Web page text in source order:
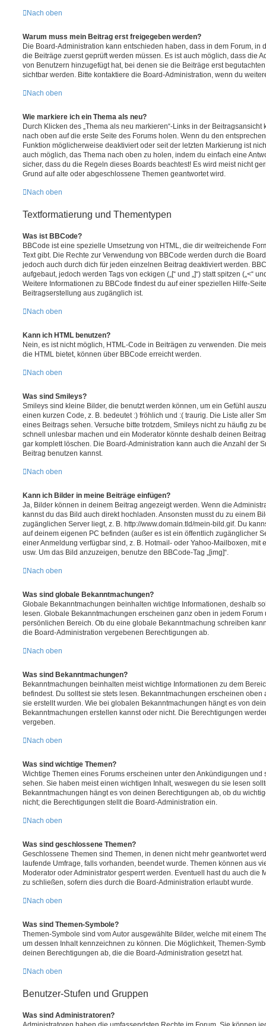
Nach oben
Warum muss mein Beitrag erst freigegeben werden?
Die Board-Administration kann entschieden haben, dass in dem Forum, in
die Beiträge zuerst geprüft werden müssen. Es ist auch möglich, dass die
von Benutzern hinzugefügt hat, bei denen sie die Beiträge erst
sichtbar werden. Bitte kontaktiere die Board-Administration, wenn du
Nach oben
Wie markiere ich ein Thema als neu?
Durch Klicken des „Thema als neu markieren“-Links in der
nach oben auf die erste Seite des Forums holen. Wenn du den
Funktion möglicherweise deaktiviert oder seit der letzten Markierung ist
auch möglich, das Thema nach oben zu holen, indem du einfach eine
sicher, dass du die Regeln dieses Boards beachtest! Es wird meist nicht
Grund auf alte oder abgeschlossene Themen geantwortet wird.
Nach oben
Textformatierung und Thementypen
Was ist BBCode?
BBCode ist eine spezielle Umsetzung von HTML, die dir weitreichende
Text gibt. Die Rechte zur Verwendung von BBCode werden durch die
jedoch auch durch dich für jeden einzelnen Beitrag deaktiviert werden.
aufgebaut, jedoch werden Tags von eckigen („[“ und „]“) statt spitzen („<“
Weitere Informationen zu BBCode findest du auf einer speziellen Hilfe-
Beitragserstellung aus zugänglich ist.
Nach oben
Kann ich HTML benutzen?
Nein, es ist nicht möglich, HTML-Code in Beiträgen zu verwenden. Die
die HTML bietet, können über BBCode erreicht werden.
Nach oben
Was sind Smileys?
Smileys sind kleine Bilder, die benutzt werden können, um ein Gefühl
einen kurzen Code, z. B. bedeutet :) fröhlich und :( traurig. Die Liste aller
eines Beitrags sehen. Versuche bitte trotzdem, Smileys nicht zu häufig zu
schnell unlesbar machen und ein Moderator könnte deshalb deinen
gar komplett löschen. Die Board-Administration kann auch die Anzahl der
Beitrag benutzen kannst.
Nach oben
Kann ich Bilder in meine Beiträge einfügen?
Ja, Bilder können in deinem Beitrag angezeigt werden. Wenn die
kannst du das Bild auch direkt hochladen. Ansonsten musst du zu einem
zugänglichen Server liegt, z. B. http://www.domain.tld/mein-bild.gif. Du
auf deinem eigenen PC befinden (außer es ist ein öffentlich zugänglicher
einer Anmeldung verfügbar sind, z. B. Hotmail- oder Yahoo-Mailboxen, mit
usw. Um das Bild anzuzeigen, benutze den BBCode-Tag „[img]“.
Nach oben
Was sind globale Bekanntmachungen?
Globale Bekanntmachungen beinhalten wichtige Informationen, deshalb
lesen. Globale Bekanntmachungen erscheinen ganz oben in jedem
persönlichen Bereich. Ob du eine globale Bekanntmachung schreiben
die Board-Administration vergebenen Berechtigungen ab.
Nach oben
Was sind Bekanntmachungen?
Bekanntmachungen beinhalten meist wichtige Informationen zu dem
befindest. Du solltest sie stets lesen. Bekanntmachungen erscheinen oben
sie erstellt wurden. Wie bei globalen Bekanntmachungen hängt es von
Bekanntmachungen erstellen kannst oder nicht. Die Berechtigungen
vergeben.
Nach oben
Was sind wichtige Themen?
Wichtige Themen eines Forums erscheinen unter den Ankündigungen und
sehen. Sie haben meist einen wichtigen Inhalt, weswegen du sie lesen
Bekanntmachungen hängt es von deinen Berechtigungen ab, ob du
nicht; die Berechtigungen stellt die Board-Administration ein.
Nach oben
Was sind geschlossene Themen?
Geschlossene Themen sind Themen, in denen nicht mehr geantwortet
laufende Umfrage, falls vorhanden, beendet wurde. Themen können aus
Moderator oder Administrator gesperrt werden. Eventuell hast du auch die
zu schließen, sofern dies durch die Board-Administration erlaubt wurde.
Nach oben
Was sind Themen-Symbole?
Themen-Symbole sind vom Autor ausgewählte Bilder, welche mit einem
um dessen Inhalt kennzeichnen zu können. Die Möglichkeit, Themen-
deinen Berechtigungen ab, die die Board-Administration gesetzt hat.
Nach oben
Benutzer-Stufen und Gruppen
Was sind Administratoren?